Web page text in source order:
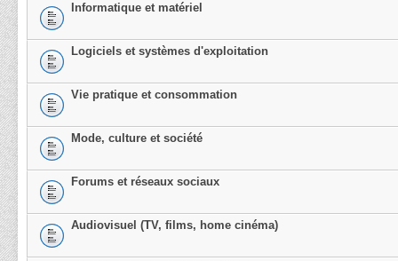
Informatique et matériel
Logiciels et systèmes d'exploitation
Vie pratique et consommation
Mode, culture et société
Forums et réseaux sociaux
Audiovisuel (TV, films, home cinéma)